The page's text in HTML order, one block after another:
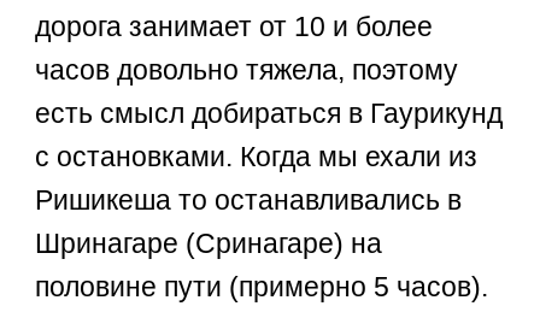
дорога занимает от 10 и более
часов довольно тяжела, поэтому
есть смысл добираться в Гаурикунд
с остановками. Когда мы ехали из
Ришикеша то останавливались в
Шринагаре (Сринагаре) на
половине пути (примерно 5 часов).